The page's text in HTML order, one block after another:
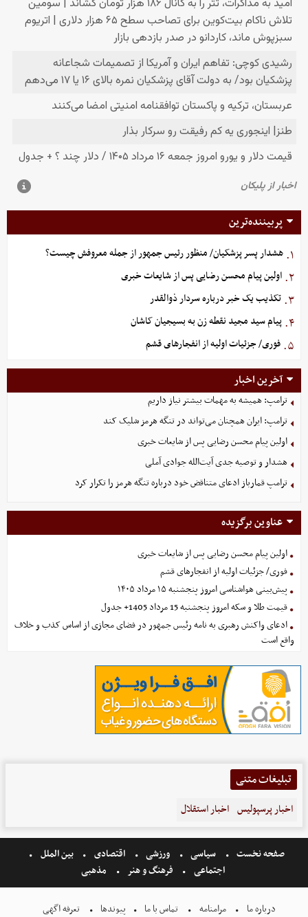
پربیننده‌ترین
۱. هشدار پسر پزشکیان/ منظور رئیس جمهور از جمله معروفش چیست؟
۲. اولین پیام محسن رضایی پس از شایعات خبری
۳. تکذیب یک خبر درباره سردار ذوالقدر
۴. پیام سید مجید نقطه زن به بسیجیان کاشان
۵. فوری/ جزئیات اولیه از انفجارهای قشم
آخرین اخبار
ترامپ: همیشه به مهمات بیشتر نیاز داریم
ترامپ: ایران همچنان می‌تواند در تنگه هرمز شلیک کند
اولین پیام محسن رضایی پس از شایعات خبری
هشدار و توصیه جدی آیت‌الله جوادی آملی
ترامپ قمارباز ادعای متناقض خود درباره تنگه هرمز را تکرار کرد
عناوین برگزیده
اولین پیام محسن رضایی پس از شایعات خبری
فوری/ جزئیات اولیه از انفجارهای قشم
پیش‌بینی هواشناسی امروز پنجشنبه ۱۵ مرداد ۱۴۰۵
قیمت طلا و سکه امروز پنجشنبه 15 مرداد 1405+ جدول
ادعای واکنش رهبری به نامه رئیس جمهور در فضای مجازی از اساس کذب و خلاف
واقع است
تبلیغات متنی
اخبار پرسپولیس اخبار استقلال
صفحه نخست سیاسی ورزشی اقتصادی
بین الملل
اجتماعی
فرهنگ و هنر مذهبی
درباره ما مرامنامه تماس با ما پیوندها تعرفه اگهی